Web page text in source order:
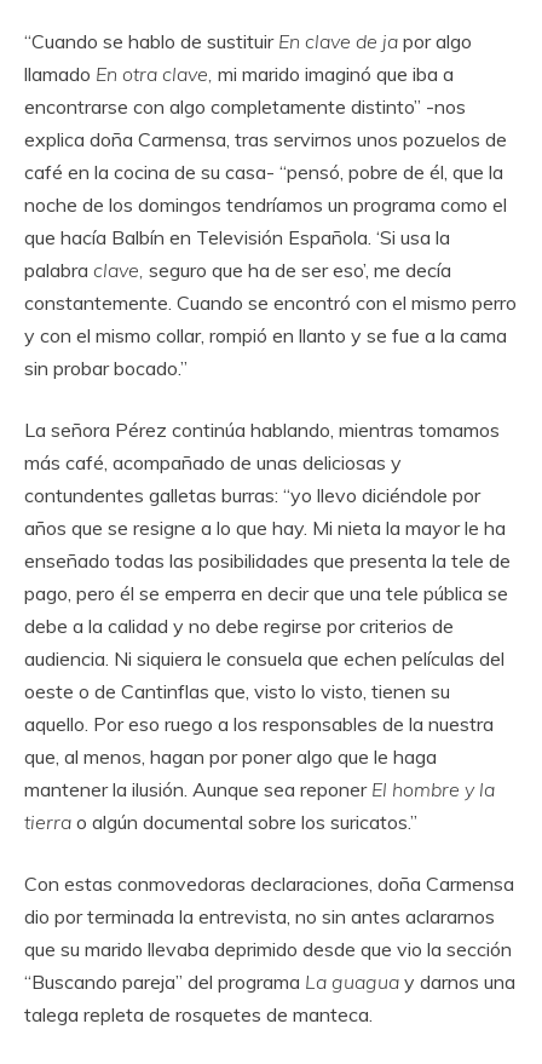
“Cuando se hablo de sustituir En clave de ja por algo
llamado En otra clave, mi marido imaginó que iba a
encontrarse con algo completamente distinto” -nos
explica doña Carmensa, tras servirnos unos pozuelos de
café en la cocina de su casa- “pensó, pobre de él, que la
noche de los domingos tendríamos un programa como el
que hacía Balbín en Televisión Española. ‘Si usa la
palabra clave, seguro que ha de ser eso’, me decía
constantemente. Cuando se encontró con el mismo perro
y con el mismo collar, rompió en llanto y se fue a la cama
sin probar bocado.”
La señora Pérez continúa hablando, mientras tomamos
más café, acompañado de unas deliciosas y
contundentes galletas burras: “yo llevo diciéndole por
años que se resigne a lo que hay. Mi nieta la mayor le ha
enseñado todas las posibilidades que presenta la tele de
pago, pero él se emperra en decir que una tele pública se
debe a la calidad y no debe regirse por criterios de
audiencia. Ni siquiera le consuela que echen películas del
oeste o de Cantinflas que, visto lo visto, tienen su
aquello. Por eso ruego a los responsables de la nuestra
que, al menos, hagan por poner algo que le haga
mantener la ilusión. Aunque sea reponer El hombre y la
tierra o algún documental sobre los suricatos.”
Con estas conmovedoras declaraciones, doña Carmensa
dio por terminada la entrevista, no sin antes aclararnos
que su marido llevaba deprimido desde que vio la sección
“Buscando pareja” del programa La guagua y darnos una
talega repleta de rosquetes de manteca.